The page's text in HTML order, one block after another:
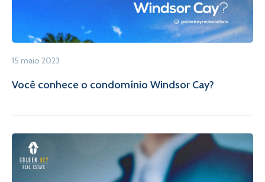
15 maio 2023
Você conhece o condomínio Windsor Cay?